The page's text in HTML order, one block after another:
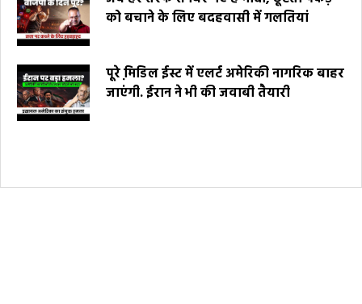
को बचाने के लिए बदहवासी में गलतियां
पूरे मि़डिल ईस्ट में एलर्ट अमेरिकी नागरिक बाहर
जाएंगी. ईरान ने भी की जवाबी तैयारी